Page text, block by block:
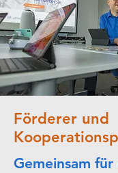
Förderer und
Gemeinsam